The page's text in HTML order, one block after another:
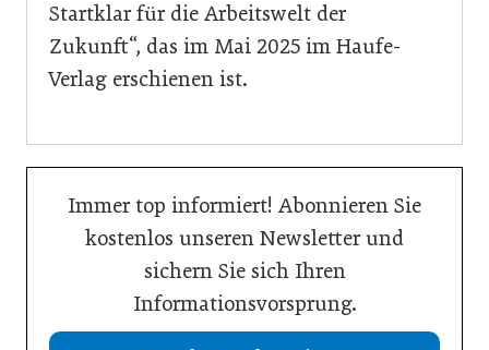
Startklar für die Arbeitswelt der
Zukunft“, das im Mai 2025 im Haufe-
Verlag erschienen ist.
Immer top informiert! Abonnieren Sie
kostenlos unseren Newsletter und
sichern Sie sich Ihren
Informationsvorsprung.